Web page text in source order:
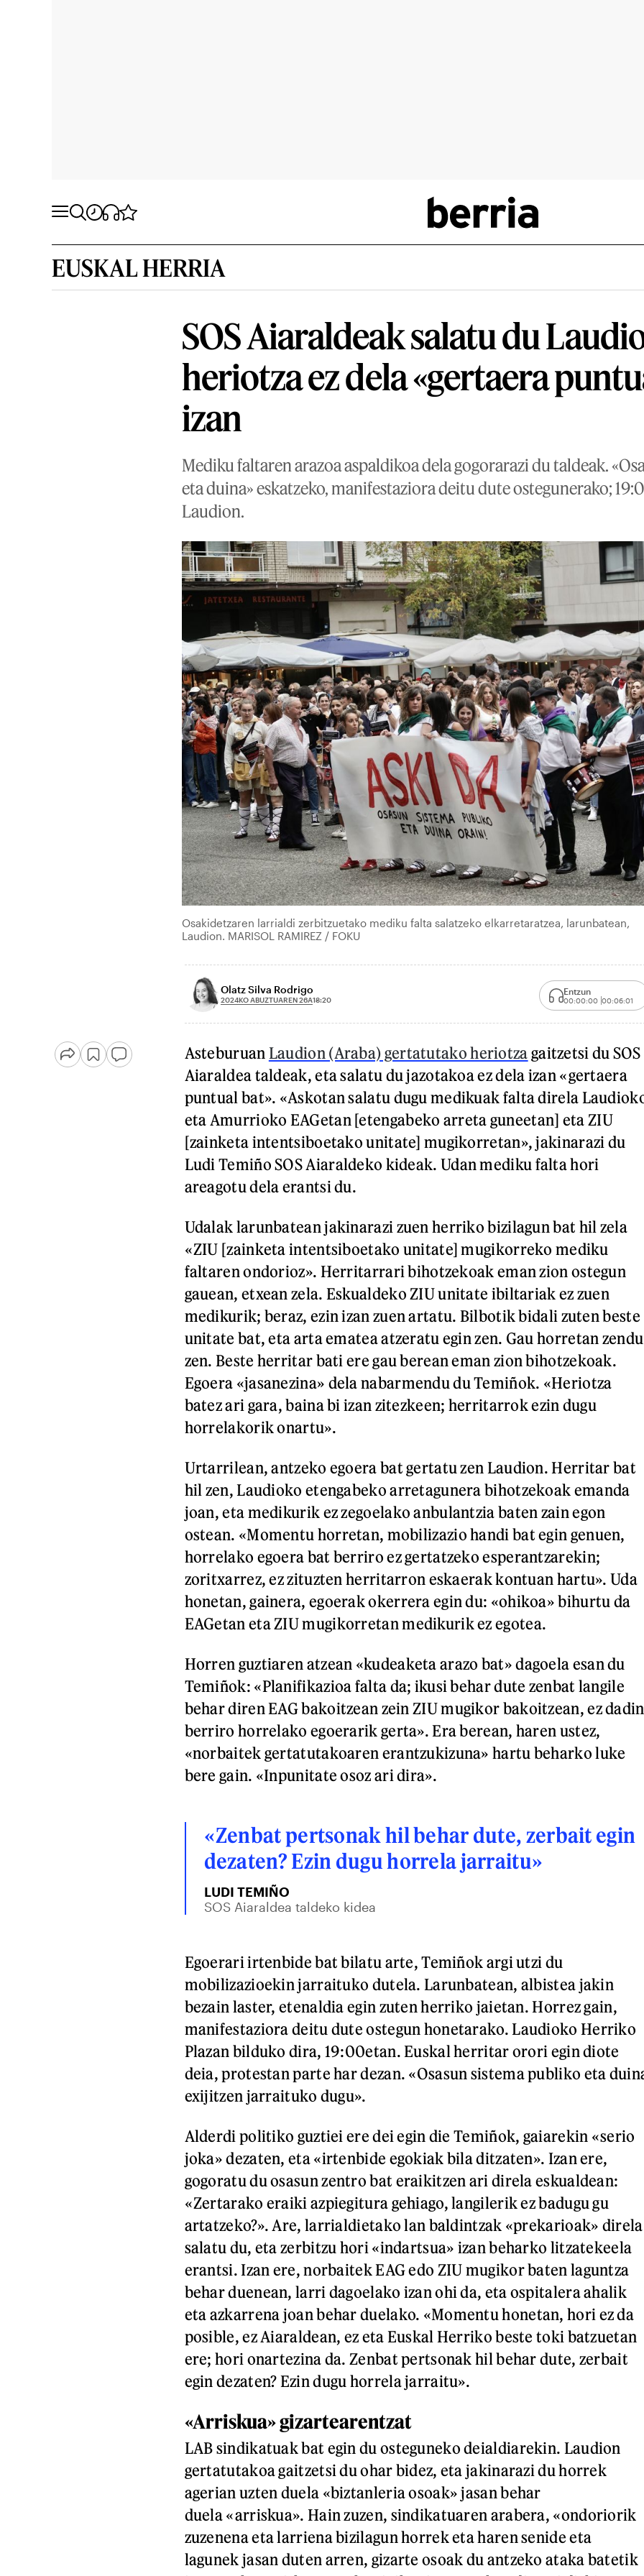
EUSKAL HERRIA
SOS Aiaraldeak salatu du
heriotza ez dela «gertaera
izan
Mediku faltaren arazoa aspaldikoa dela gogorarazi du taldeak.
eta duina» eskatzeko, manifestaziora deitu dute ostegunerako;
Laudion.
Osakidetzaren larrialdi zerbitzuetako mediku falta salatzeko elkarretaratzea, larunbatean,
Laudion. MARISOL RAMIREZ / FOKU
Olatz Silva Rodrigo
2024KO ABUZTUAREN 26A18:20
Entzun
00:00:00 00:06:01
Asteburuan Laudion (Araba) gertatutako heriotza gaitzetsi du SOS
Aiaraldea taldeak, eta salatu du jazotakoa ez dela izan «gertaera
puntual bat». «Askotan salatu dugu medikuak falta direla
eta Amurrioko EAGetan [etengabeko arreta guneetan] eta ZIU
[zainketa intentsiboetako unitate] mugikorretan», jakinarazi du
Ludi Temiño SOS Aiaraldeko kideak. Udan mediku falta hori
areagotu dela erantsi du.
Udalak larunbatean jakinarazi zuen herriko bizilagun bat hil zela
«ZIU [zainketa intentsiboetako unitate] mugikorreko mediku
faltaren ondorioz». Herritarrari bihotzekoak eman zion ostegun
gauean, etxean zela. Eskualdeko ZIU unitate ibiltariak ez zuen
medikurik; beraz, ezin izan zuen artatu. Bilbotik bidali zuten beste
unitate bat, eta arta ematea atzeratu egin zen. Gau horretan zendu
zen. Beste herritar bati ere gau berean eman zion bihotzekoak.
Egoera «jasanezina» dela nabarmendu du Temiñok. «Heriotza
batez ari gara, baina bi izan zitezkeen; herritarrok ezin dugu
horrelakorik onartu».
Urtarrilean, antzeko egoera bat gertatu zen Laudion. Herritar bat
hil zen, Laudioko etengabeko arretagunera bihotzekoak emanda
joan, eta medikurik ez zegoelako anbulantzia baten zain egon
ostean. «Momentu horretan, mobilizazio handi bat egin genuen,
horrelako egoera bat berriro ez gertatzeko esperantzarekin;
zoritxarrez, ez zituzten herritarron eskaerak kontuan hartu». Uda
honetan, gainera, egoerak okerrera egin du: «ohikoa» bihurtu da
EAGetan eta ZIU mugikorretan medikurik ez egotea.
Horren guztiaren atzean «kudeaketa arazo bat» dagoela esan du
Temiñok: «Planifikazioa falta da; ikusi behar dute zenbat langile
behar diren EAG bakoitzean zein ZIU mugikor bakoitzean, ez dadin
berriro horrelako egoerarik gerta». Era berean, haren ustez,
«norbaitek gertatutakoaren erantzukizuna» hartu beharko luke
bere gain. «Inpunitate osoz ari dira».
«Zenbat pertsonak hil behar dute, zerbait egin
dezaten? Ezin dugu horrela jarraitu»
LUDI TEMIÑO
SOS Aiaraldea taldeko kidea
Egoerari irtenbide bat bilatu arte, Temiñok argi utzi du
mobilizazioekin jarraituko dutela. Larunbatean, albistea jakin
bezain laster, etenaldia egin zuten herriko jaietan. Horrez gain,
manifestaziora deitu dute ostegun honetarako. Laudioko Herriko
Plazan bilduko dira, 19:00etan. Euskal herritar orori egin diote
deia, protestan parte har dezan. «Osasun sistema publiko eta
exijitzen jarraituko dugu».
Alderdi politiko guztiei ere dei egin die Temiñok, gaiarekin «serio
joka» dezaten, eta «irtenbide egokiak bila ditzaten». Izan ere,
gogoratu du osasun zentro bat eraikitzen ari direla eskualdean:
«Zertarako eraiki azpiegitura gehiago, langilerik ez badugu gu
artatzeko?». Are, larrialdietako lan baldintzak «prekarioak» direla
salatu du, eta zerbitzu hori «indartsua» izan beharko litzatekeela
erantsi. Izan ere, norbaitek EAG edo ZIU mugikor baten laguntza
behar duenean, larri dagoelako izan ohi da, eta ospitalera ahalik
eta azkarrena joan behar duelako. «Momentu honetan, hori ez da
posible, ez Aiaraldean, ez eta Euskal Herriko beste toki batzuetan
ere; hori onartezina da. Zenbat pertsonak hil behar dute, zerbait
egin dezaten? Ezin dugu horrela jarraitu».
«Arriskua»gizartearentzat
LAB sindikatuak bat egin du osteguneko deialdiarekin. Laudion
gertatutakoa gaitzetsi du ohar bidez, eta jakinarazi du horrek
agerian uzten duela «biztanleria osoak» jasan behar
duela «arriskua». Hain zuzen, sindikatuaren arabera, «ondoriorik
zuzenena eta larriena bizilagun horrek eta haren senide eta
lagunek jasan duten arren, gizarte osoak du antzeko ataka batetik